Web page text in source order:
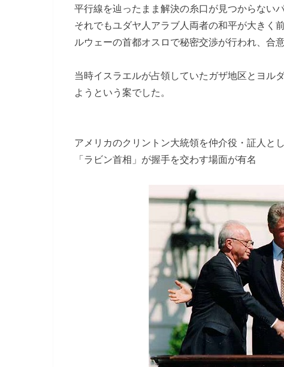
平行線を辿ったまま解決の糸口が見つからない
それでもユダヤ人アラブ人両者の和平が大きく
ルウェーの首都オスロで秘密交渉が行われ、合
当時イスラエルが占領していたガザ地区とヨル
ようという案でした。
アメリカのクリントン大統領を仲介役・証人と
「ラビン首相」が握手を交わす場面が有名